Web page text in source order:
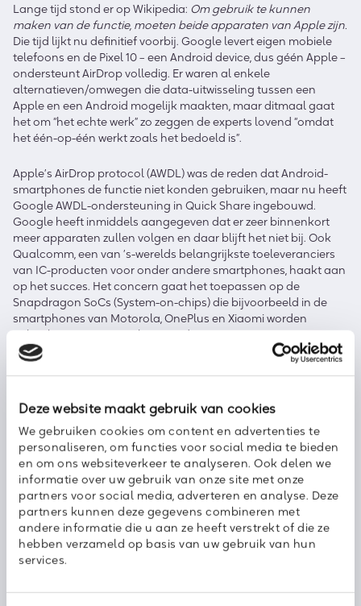
Deze website maakt gebruik van cookies
We gebruiken cookies om content en advertenties te
personaliseren, om functies voor social media te bieden
en om ons websiteverkeer te analyseren. Ook delen we
informatie over uw gebruik van onze site met onze
partners voor social media, adverteren en analyse. Deze
partners kunnen deze gegevens combineren met
andere informatie die u aan ze heeft verstrekt of die ze
hebben verzameld op basis van uw gebruik van hun
services.
Lange tijd stond er op Wikipedia: Om gebruik te kunnen
maken van de functie, moeten beide apparaten van Apple zijn.
Die tijd lijkt nu definitief voorbij. Google levert eigen mobiele
telefoons en de Pixel 10 – een Android device, dus géén Apple –
ondersteunt AirDrop volledig. Er waren al enkele
alternatieven/omwegen die data-uitwisseling tussen een
Apple en een Android mogelijk maakten, maar ditmaal gaat
het om “het echte werk” zo zeggen de experts lovend “omdat
het één-op-één werkt zoals het bedoeld is”.
Apple’s AirDrop protocol (AWDL) was de reden dat Android-
smartphones de functie niet konden gebruiken, maar nu heeft
Google AWDL-ondersteuning in Quick Share ingebouwd.
Google heeft inmiddels aangegeven dat er zeer binnenkort
meer apparaten zullen volgen en daar blijft het niet bij. Ook
Qualcomm, een van ’s-werelds belangrijkste toeleveranciers
van IC-producten voor onder andere smartphones, haakt aan
op het succes. Het concern gaat het toepassen op de
Snapdragon SoCs (System-on-chips) die bijvoorbeeld in de
smartphones van Motorola, OnePlus en Xiaomi worden
gebruikt. Wij zijn uiterst benieuwd wat jouw nieuwe
smartphone wordt …
Deel dit bericht met uw netwerk: